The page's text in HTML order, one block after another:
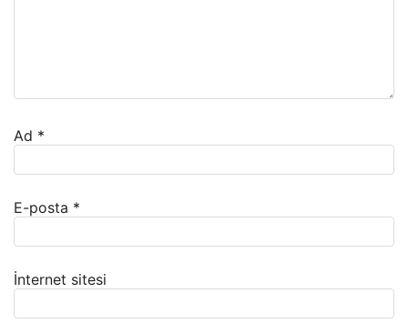
Ad *
E-posta *
İnternet sitesi